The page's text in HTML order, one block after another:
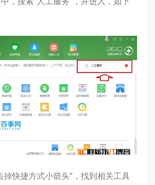
掉快捷方式小箭头”，找到相关工具